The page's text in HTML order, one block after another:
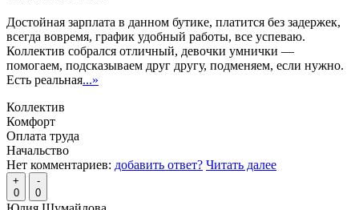
Достойная зарплата в данном бутике, платится без задержек,
всегда вовремя, график удобный работы, все успеваю.
Коллектив собрался отличный, девочки умнички —
помогаем, подсказываем друг другу, подменяем, если нужно.
Есть реальная...»
Коллектив
Комфорт
Оплата труда
Начальство
Нет комментариев: добавить ответ? Читать далее
+
0
-
0